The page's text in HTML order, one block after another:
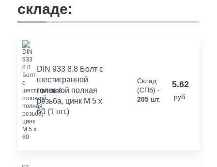
складе:
DIN 933 8.8 Болт с
шестигранной
головкой полная
резьба, цинк M 5 x
60 (1 шт.)
Склад
(СПб) -
205 шт.
5.62
руб.